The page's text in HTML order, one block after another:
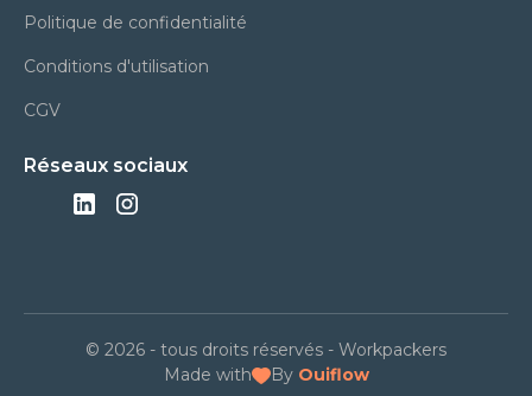
Politique de confidentialité
Conditions d'utilisation
CGV
Réseaux sociaux
© 2026 - tous droits réservés - Workpackers
Made with
By Ouiflow